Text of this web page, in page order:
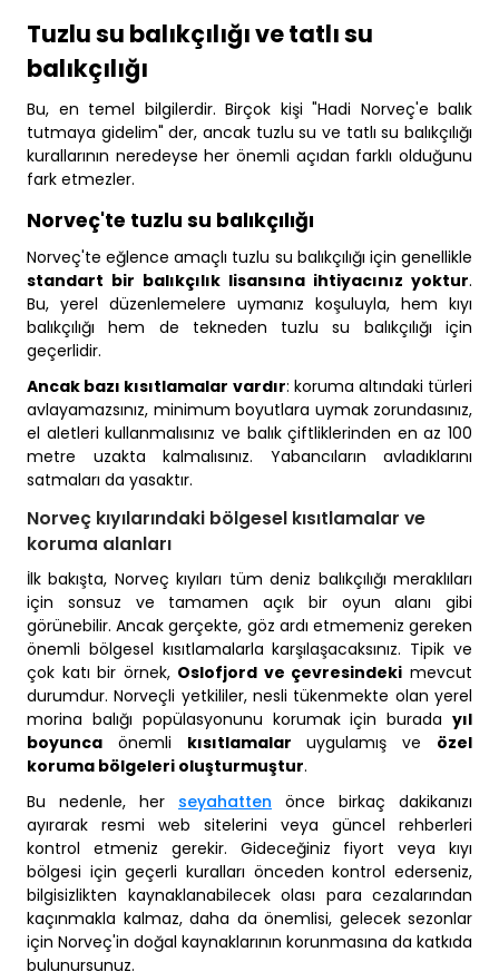
Tuzlu su balıkçılığı ve tatlı su
balıkçılığı
Bu, en temel bilgilerdir. Birçok kişi "Hadi Norveç'e balık
tutmaya gidelim" der, ancak tuzlu su ve tatlı su balıkçılığı
kurallarının neredeyse her önemli açıdan farklı olduğunu
fark etmezler.
Norveç'te tuzlu su balıkçılığı
Norveç'te eğlence amaçlı tuzlu su balıkçılığı için genellikle
standart bir balıkçılık lisansına ihtiyacınız yoktur.
Bu, yerel düzenlemelere uymanız koşuluyla, hem kıyı
balıkçılığı hem de tekneden tuzlu su balıkçılığı için
geçerlidir.
Ancak bazı kısıtlamalar vardır: koruma altındaki türleri
avlayamazsınız, minimum boyutlara uymak zorundasınız,
el aletleri kullanmalısınız ve balık çiftliklerinden en az 100
metre uzakta kalmalısınız. Yabancıların avladıklarını
satmaları da yasaktır.
Norveç kıyılarındaki bölgesel kısıtlamalar ve
koruma alanları
İlk bakışta, Norveç kıyıları tüm deniz balıkçılığı meraklıları
için sonsuz ve tamamen açık bir oyun alanı gibi
görünebilir. Ancak gerçekte, göz ardı etmemeniz gereken
önemli bölgesel kısıtlamalarla karşılaşacaksınız. Tipik ve
çok katı bir örnek, Oslofjord ve çevresindeki mevcut
durumdur. Norveçli yetkililer, nesli tükenmekte olan yerel
morina balığı popülasyonunu korumak için burada yıl
boyunca önemli kısıtlamalar uygulamış ve özel
koruma bölgeleri oluşturmuştur.
Bu nedenle, her seyahatten önce birkaç dakikanızı
ayırarak resmi web sitelerini veya güncel rehberleri
kontrol etmeniz gerekir. Gideceğiniz fiyort veya kıyı
bölgesi için geçerli kuralları önceden kontrol ederseniz,
bilgisizlikten kaynaklanabilecek olası para cezalarından
kaçınmakla kalmaz, daha da önemlisi, gelecek sezonlar
için Norveç'in doğal kaynaklarının korunmasına da katkıda
bulunursunuz.